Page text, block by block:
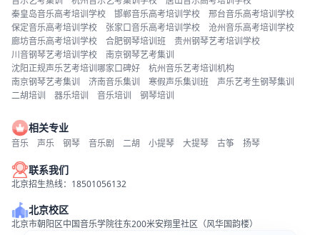
秦皇岛音乐高考培训学校
邯郸音乐高考培训学校
邢台音乐高考培训学校
保定音乐高考培训学校
张家口音乐高考培训学校
沧州音乐高考培训学校
廊坊音乐高考培训学校
合肥钢琴培训班
贵州钢琴艺考培训学校
川音钢琴艺考培训学校
南京钢琴艺考集训
沈阳正规声乐艺考培训哪家口碑好
杭州音乐艺考培训机构
南京钢琴艺考集训
济南音乐集训 寒假声乐集训班
声乐艺考生钢琴集训
二胡培训
器乐培训 音乐培训 钢琴培训
相关专业
音乐 声乐 钢琴 音乐剧 二胡 小提琴 大提琴 古筝 扬琴
联系我们
北京招生热线：18501056132
北京校区
北京市朝阳区中国音乐学院往东200米安翔里社区（风华国韵楼）